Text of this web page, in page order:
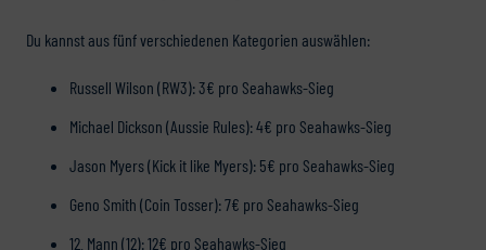
Du kannst aus fünf verschiedenen Kategorien auswählen:
Russell Wilson (RW3): 3€ pro Seahawks-Sieg
Michael Dickson (Aussie Rules): 4€ pro Seahawks-Sieg
Jason Myers (Kick it like Myers): 5€ pro Seahawks-Sieg
Geno Smith (Coin Tosser): 7€ pro Seahawks-Sieg
12. Mann (12): 12€ pro Seahawks-Sieg